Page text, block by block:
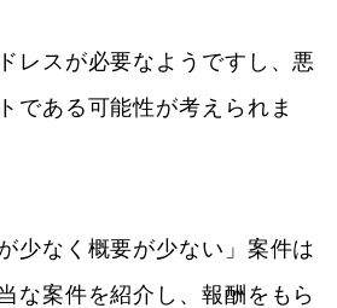
レスが必要なようですし、悪
である可能性が考えられま
少なく概要が少ない」案件は
な案件を紹介し、報酬をもら